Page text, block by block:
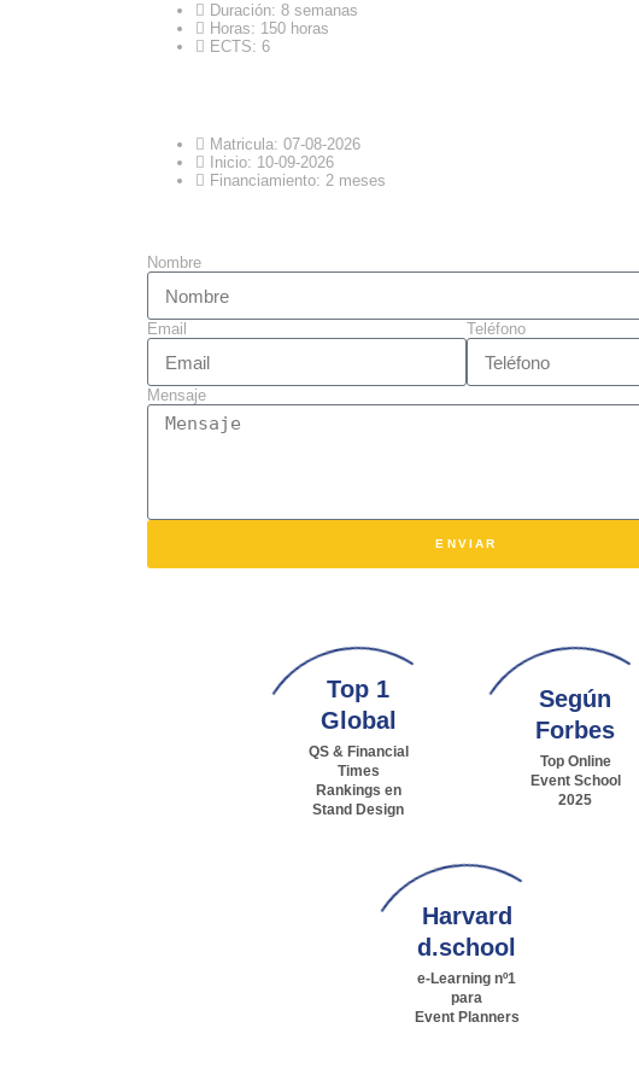
Duración: 8 semanas
Horas: 150 horas
ECTS: 6
Matricula: 07-08-2026
Inicio: 10-09-2026
Financiamiento: 2 meses
Nombre
Email Teléfono
Mensaje
ENVIAR
Top 1
Global
QS & Financial
Times
Rankings en
Stand Design
Según
Forbes
Top Online
Event School
2025
Harvard
d.school
e-Learning nº1
para
Event Planners